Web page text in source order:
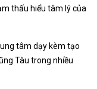
thấu hiểu tâm lý của
tâm dạy kèm tạo
Tàu trong nhiều